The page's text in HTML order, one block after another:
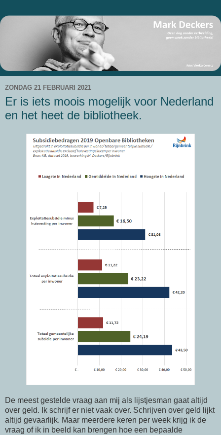
ZONDAG 21 FEBRUARI 2021
Er is iets moois mogelijk voor Nederland
en het heet de bibliotheek.
De meest gestelde vraag aan mij als lijstjesman gaat altijd
over geld. Ik schrijf er niet vaak over. Schrijven over geld lijkt
altijd gevaarlijk. Maar meerdere keren per week krijg ik de
vraag of ik in beeld kan brengen hoe een bepaalde